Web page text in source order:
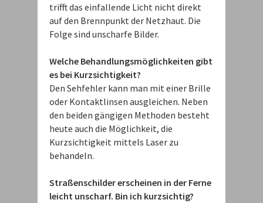
trifft das einfallende Licht nicht direkt
auf den Brennpunkt der Netzhaut. Die
Folge sind unscharfe Bilder.
Welche Behandlungsmöglichkeiten gibt
es bei Kurzsichtigkeit?
Den Sehfehler kann man mit einer Brille
oder Kontaktlinsen ausgleichen. Neben
den beiden gängigen Methoden besteht
heute auch die Möglichkeit, die
Kurzsichtigkeit mittels Laser zu
behandeln.
Straßenschilder erscheinen in der Ferne
leicht unscharf. Bin ich kurzsichtig?